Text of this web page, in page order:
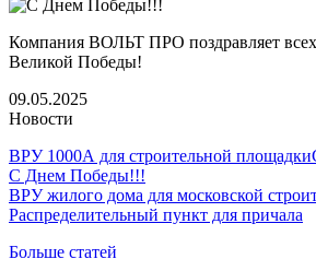
Компания ВОЛЬТ ПРО поздравляет
Великой Победы!
09.05.2025
Новости
ВРУ 1000А для строительной площадки
С Днем Победы!!!
ВРУ жилого дома для московской
Распределительный пункт для причала
Больше статей